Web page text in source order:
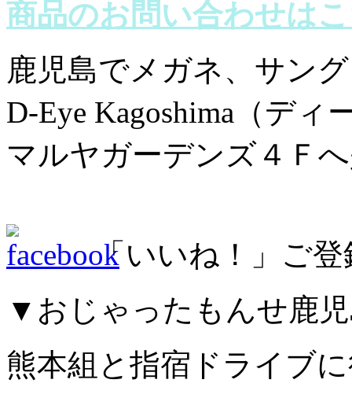
商品のお問い合わせは
鹿児島でメガネ、サン
D-Eye Kagoshima（ディ
マルヤガーデンズ４Ｆ
「いいね！」ご登
▼おじゃったもんせ鹿
熊本組と指宿ドライブ